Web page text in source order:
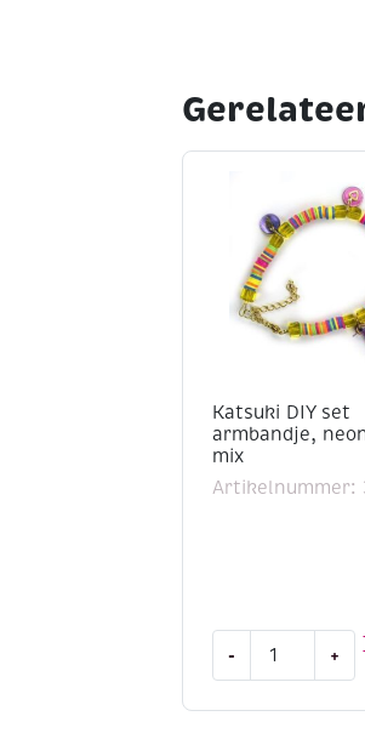
Katsuki DIY set
armbandje,
mix
Artikelnummer:
- +